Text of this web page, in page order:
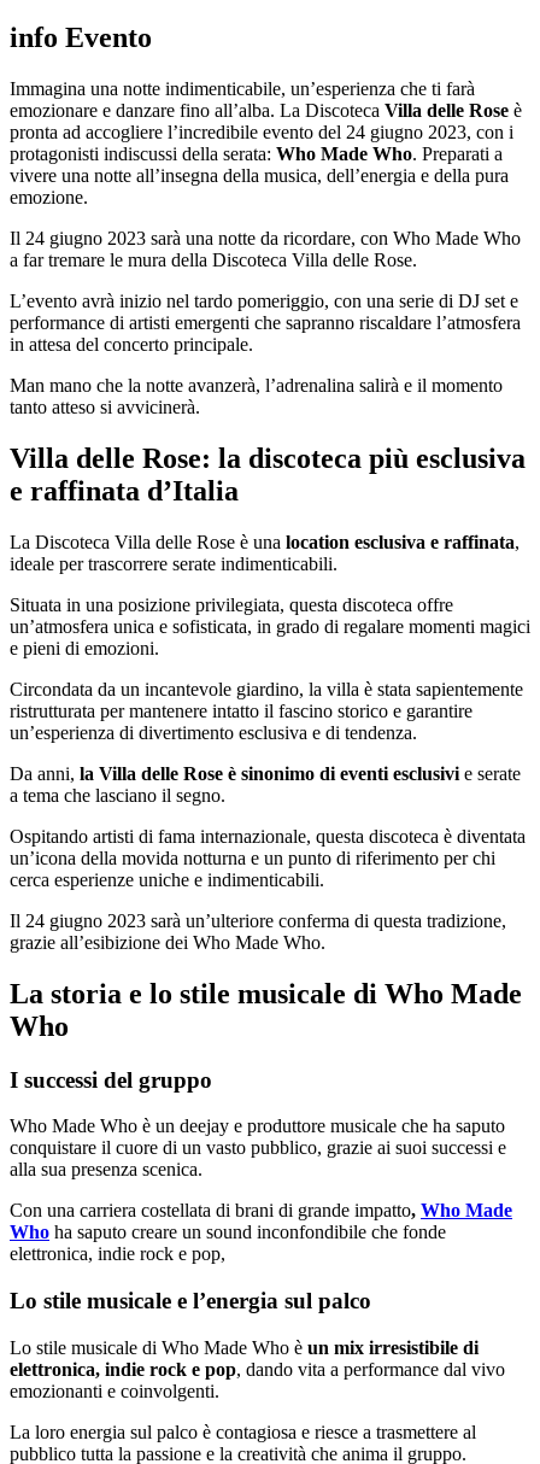
info Evento
Immagina una notte indimenticabile, un’esperienza che ti farà
emozionare e danzare fino all’alba. La Discoteca Villa delle Rose è
pronta ad accogliere l’incredibile evento del 24 giugno 2023, con i
protagonisti indiscussi della serata: Who Made Who. Preparati a
vivere una notte all’insegna della musica, dell’energia e della pura
emozione.
Il 24 giugno 2023 sarà una notte da ricordare, con Who Made Who
a far tremare le mura della Discoteca Villa delle Rose.
L’evento avrà inizio nel tardo pomeriggio, con una serie di DJ set e
performance di artisti emergenti che sapranno riscaldare l’atmosfera
in attesa del concerto principale.
Man mano che la notte avanzerà, l’adrenalina salirà e il momento
tanto atteso si avvicinerà.
Villa delle Rose: la discoteca più esclusiva
e raffinata d’Italia
La Discoteca Villa delle Rose è una location esclusiva e raffinata,
ideale per trascorrere serate indimenticabili.
Situata in una posizione privilegiata, questa discoteca offre
un’atmosfera unica e sofisticata, in grado di regalare momenti magici
e pieni di emozioni.
Circondata da un incantevole giardino, la villa è stata sapientemente
ristrutturata per mantenere intatto il fascino storico e garantire
un’esperienza di divertimento esclusiva e di tendenza.
Da anni, la Villa delle Rose è sinonimo di eventi esclusivi e serate
a tema che lasciano il segno.
Ospitando artisti di fama internazionale, questa discoteca è diventata
un’icona della movida notturna e un punto di riferimento per chi
cerca esperienze uniche e indimenticabili.
Il 24 giugno 2023 sarà un’ulteriore conferma di questa tradizione,
grazie all’esibizione dei Who Made Who.
La storia e lo stile musicale di Who Made
Who
I successi del gruppo
Who Made Who è un deejay e produttore musicale che ha saputo
conquistare il cuore di un vasto pubblico, grazie ai suoi successi e
alla sua presenza scenica.
Con una carriera costellata di brani di grande impatto, Who Made
Who ha saputo creare un sound inconfondibile che fonde
elettronica, indie rock e pop,
Lo stile musicale e l’energia sul palco
Lo stile musicale di Who Made Who è un mix irresistibile di
elettronica, indie rock e pop, dando vita a performance dal vivo
emozionanti e coinvolgenti.
La loro energia sul palco è contagiosa e riesce a trasmettere al
pubblico tutta la passione e la creatività che anima il gruppo.